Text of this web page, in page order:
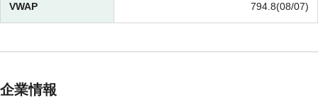
VWAP 794.8(08/07)
企業情報